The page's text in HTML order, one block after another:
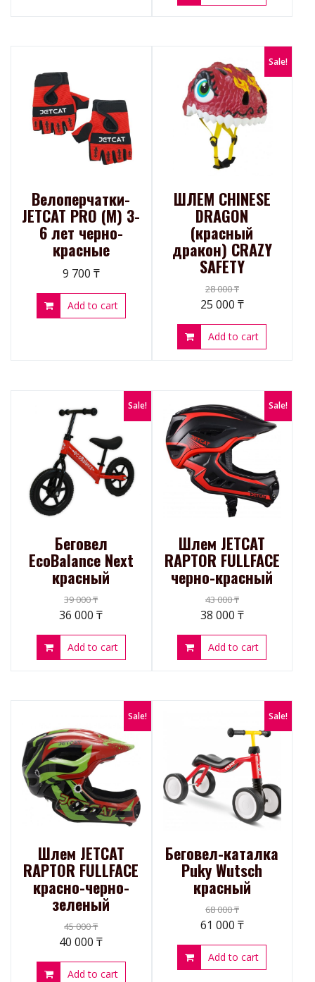
Велоперчатки-
JETCAT PRO (М) 3-
6 лет черно-
красные
9 700 ₸
Add to cart
Sale!
ШЛЕМ CHINESE
DRAGON
(красный
дракон) CRAZY
SAFETY
28 000₸
25 000 ₸
Add to cart
Sale!
Беговел
ЕcoBalance Next
красный
39 000₸
36 000₸
Add to cart
Sale!
Шлем JETCAT
RAPTOR FULLFACE
черно-красный
43 000₸
38 000 ₸
Add to cart
Sale!
Шлем JETCAT
RAPTOR FULLFACE
красно-черно-
зеленый
45 000₸
40 000₸
Add to cart
Sale!
Беговел-каталка
Puky Wutsch
красный
68 000₸
61 000 ₸
Add to cart